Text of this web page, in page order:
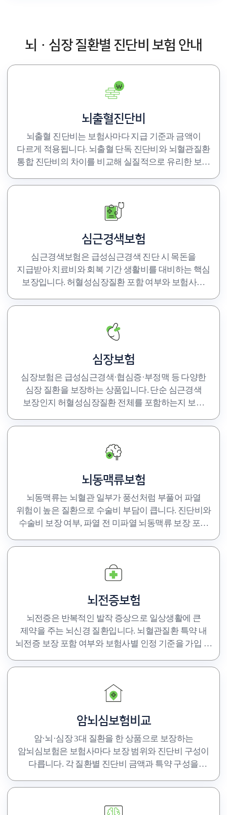
뇌·심장 질환별 진단비 보험 안내
뇌출혈진단비
뇌출혈 진단비는 보험사마다 지급 기준과 금액이
다르게 적용됩니다. 뇌출혈 단독 진단비와 뇌혈관질환
통합 진단비의 차이를 비교해 실질적으로 유리한 보장
심근경색보험
심근경색보험은 급성심근경색 진단 시 목돈을
지급받아 치료비와 회복 기간 생활비를 대비하는 핵심
보장입니다. 허혈성심장질환 포함 여부와 보험사별
심장보험
심장보험은 급성심근경색·협심증·부정맥 등 다양한
심장 질환을 보장하는 상품입니다. 단순 심근경색
보장인지 허혈성심장질환 전체를 포함하는지 보장
뇌동맥류보험
뇌동맥류는 뇌혈관 일부가 풍선처럼 부풀어 파열
위험이 높은 질환으로 수술비 부담이 큽니다. 진단비와
수술비 보장 여부, 파열 전 미파열 뇌동맥류 보장 포함
뇌전증보험
뇌전증은 반복적인 발작 증상으로 일상생활에 큰
제약을 주는 뇌신경 질환입니다. 뇌혈관질환 특약 내
뇌전증 보장 포함 여부와 보험사별 인정 기준을 가입 전
암뇌심보험비교
암·뇌·심장 3대 질환을 한 상품으로 보장하는
암뇌심보험은 보험사마다 보장 범위와 진단비 구성이
다릅니다. 각 질환별 진단비 금액과 특약 구성을